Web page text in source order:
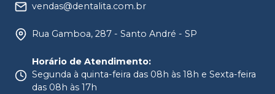
vendas@dentalita.com.br
Rua Gamboa, 287 - Santo André - SP
Horário de Atendimento:
Segunda à quinta-feira das 08h às 18h e Sexta-feira
das 08h às 17h